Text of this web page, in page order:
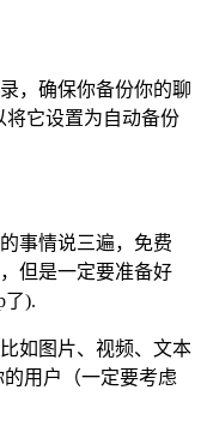
，确保你备份你的聊
将它设置为自动备份
事情说三遍，免费
但是一定要准备好
了).
如图片、视频、文本
用户（一定要考虑